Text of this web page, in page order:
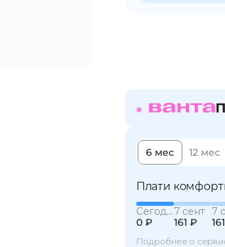
6 мес 12 мес
Плати
Сегодня
0 ₽
7 сент
161 ₽
7
Подробнее о